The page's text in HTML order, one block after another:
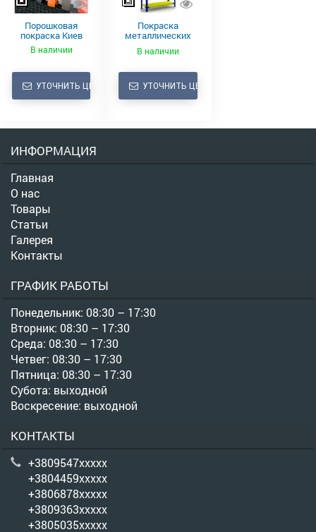
Порошковая
покраска Киев
В наличии
УТОЧНИТЬ ЦЕНУ
Покраска
металлических
стеллажей
В наличии
УТОЧНИТЬ ЦЕНУ
ИНФОРМАЦИЯ
Главная
О нас
Товары
Статьи
Галерея
Контакты
ГРАФИК РАБОТЫ
Понедельник: 08:30 – 17:30
Вторник: 08:30 – 17:30
Среда: 08:30 – 17:30
Четвег: 08:30 – 17:30
Пятница: 08:30 – 17:30
Субота: выходной
Воскресение: выходной
КОНТАКТЫ
+3809547xxxxx
+3804459xxxxx
+3806878xxxxx
+3809363xxxxx
+3805035xxxxx